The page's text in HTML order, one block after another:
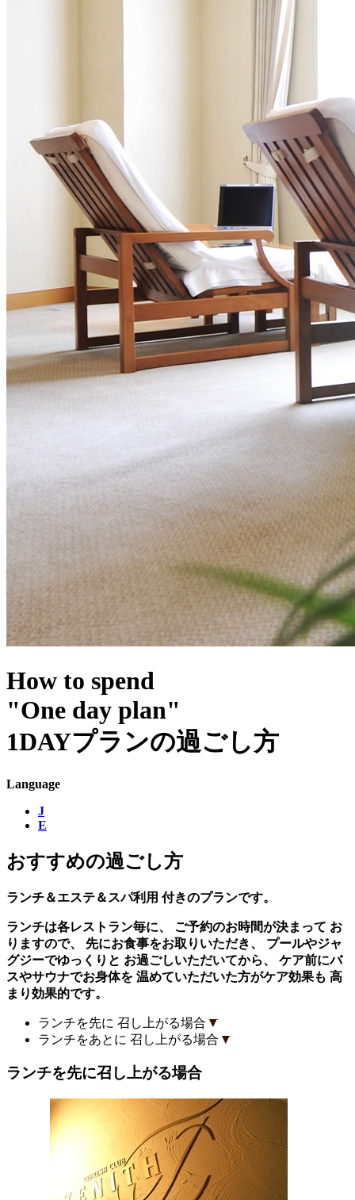
How to spend
"One day plan"
1DAYプランの過ごし方
Language
J
E
おすすめの過ごし方
ランチ＆エステ＆スパ利用 付きのプランです。
ランチは各レストラン毎に、 ご予約のお時間が決まって お
りますので、
先にお食事をお取りいただき、
プールやジャ
グジーでゆっくりと お過ごしいただいてから、
ケア前にバ
スやサウナでお身体を 温めていただいた方がケア効果も 高
まり効果的です。
ランチを先に 召し上がる場合
ランチをあとに 召し上がる場合
ランチを先に召し上がる場合